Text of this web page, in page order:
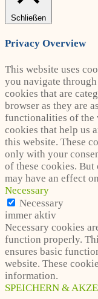
Schließen
Privacy Overview
This website uses
you navigate
cookies that are
browser as they are
functionalities of the
cookies that help us
this website. These
only with your
of these cookies.
may have an effect
Necessary
Necessary
immer aktiv
Necessary cookies
function properly.
ensures basic
website. These
information.
SPEICHERN &